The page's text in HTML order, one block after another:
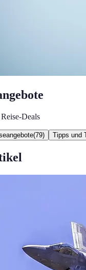
Deals
(79) Tipps und